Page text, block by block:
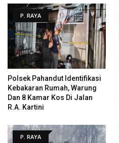
P. RAYA
Polsek Pahandut Identifikasi
Kebakaran Rumah, Warung
Dan 8 Kamar Kos Di Jalan
R.A. Kartini
P. RAYA